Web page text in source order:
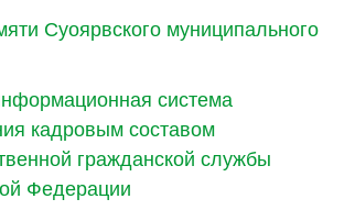
Суоярвского муниципального
система
кадровым составом
гражданской службы
Федерации